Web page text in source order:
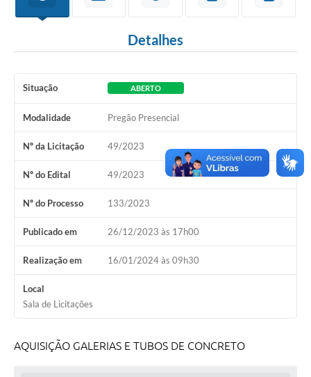
Parcerias da Lei 13.019/2014
Turismo
Conselho Municipal de Educação
Calendário de vacinação Covid-19
Galeria de Fotos
Contratos
Ouvidoria
Arquivos para Download
Detalhes
Situação ABERTO
Modalidade Pregão Presencial
Nº da Licitação 49/2023
Nº do Edital 49/2023
Nº do Processo 133/2023
Publicado em 26/12/2023 às 17h00
Realização em 16/01/2024 às 09h30
Local
Sala de Licitações
AQUISIÇÃO GALERIAS E TUBOS DE CONCRETO